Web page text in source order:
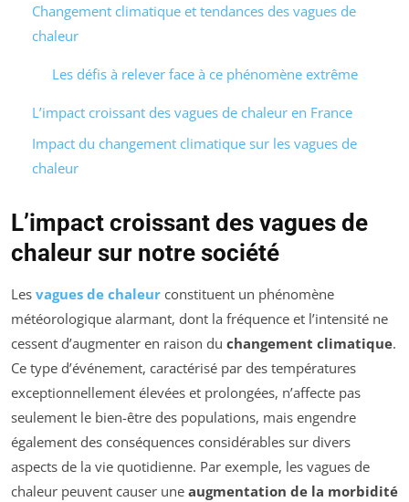
Changement climatique et tendances des vagues de
chaleur
Les défis à relever face à ce phénomène extrême
L’impact croissant des vagues de chaleur en France
Impact du changement climatique sur les vagues de
chaleur
L’impact croissant des vagues de
chaleur sur notre société
Les vagues de chaleur constituent un phénomène
météorologique alarmant, dont la fréquence et l’intensité ne
cessent d’augmenter en raison du changement climatique.
Ce type d’événement, caractérisé par des températures
exceptionnellement élevées et prolongées, n’affecte pas
seulement le bien-être des populations, mais engendre
également des conséquences considérables sur divers
aspects de la vie quotidienne. Par exemple, les vagues de
chaleur peuvent causer une augmentation de la morbidité